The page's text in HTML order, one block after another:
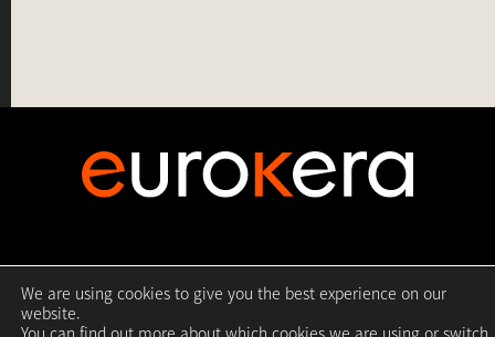
Copyright ©2026 EuroKera.
All rights reserved.
이용 약관.개인정보 처리방침 .Cookie Settings .
We are using cookies to give you the best experience on our
website.
You can find out more about which cookies we are using or switch